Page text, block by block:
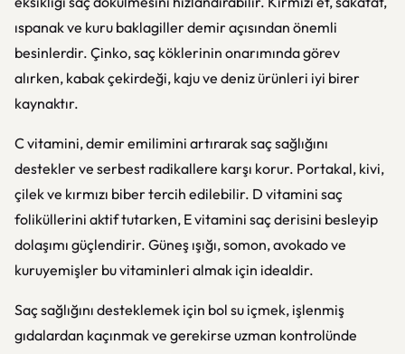
ıspanak ve kuru baklagiller demir açısından önemli
besinlerdir. Çinko, saç köklerinin onarımında görev
alırken, kabak çekirdeği, kaju ve deniz ürünleri iyi birer
kaynaktır.
C vitamini, demir emilimini artırarak saç sağlığını
destekler ve serbest radikallere karşı korur. Portakal, kivi,
çilek ve kırmızı biber tercih edilebilir. D vitamini saç
foliküllerini aktif tutarken, E vitamini saç derisini besleyip
dolaşımı güçlendirir. Güneş ışığı, somon, avokado ve
kuruyemişler bu vitaminleri almak için idealdir.
Saç sağlığını desteklemek için bol su içmek, işlenmiş
gıdalardan kaçınmak ve gerekirse uzman kontrolünde